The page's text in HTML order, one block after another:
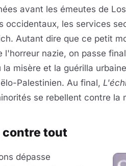
avant les émeutes de
occidentaux, les services
Autant dire que ce petit
l'horreur nazie, on passe
misère et la guérilla
Palestinien. Au final,
se rebellent contre la
contre tout
dépasse